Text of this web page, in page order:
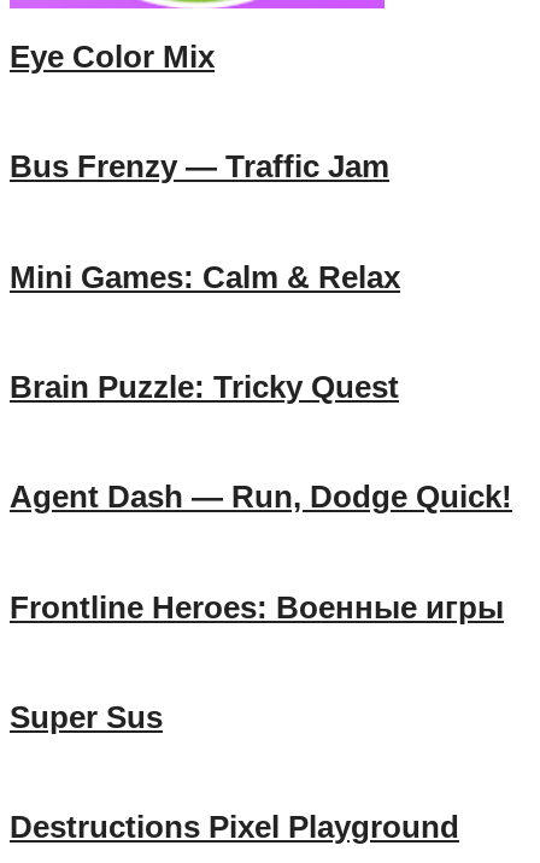
Eye Color Mix
Bus Frenzy — Traffic Jam
Mini Games: Calm & Relax
Brain Puzzle: Tricky Quest
Agent Dash — Run, Dodge Quick!
Frontline Heroes: Военные игры
Super Sus
Destructions Pixel Playground